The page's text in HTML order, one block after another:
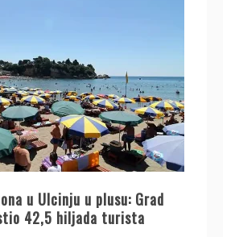
u Ulcinju u plusu: Grad
42,5 hiljada turista